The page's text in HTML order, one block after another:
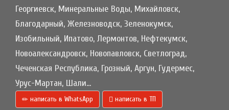
Георгиевск, Минеральные Воды, Михайловск,
Благодарный, Железноводск, Зеленокумск,
Изобильный, Ипатово, Лермонтов, Нефтекумск,
Новоалександровск, Новопавловск, Светлоград,
Чеченская Республика, Грозный, Аргун, Гудермес,
Урус-Мартан, Шали...
написать в WhatsApp написать в ТП